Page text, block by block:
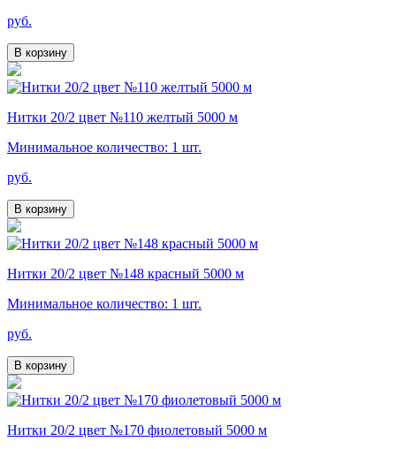
руб.
В корзину
Нитки 20/2 цвет №110 желтый 5000 м
Минимальное количество: 1 шт.
руб.
В корзину
Нитки 20/2 цвет №148 красный 5000 м
Минимальное количество: 1 шт.
руб.
В корзину
Нитки 20/2 цвет №170 фиолетовый 5000 м